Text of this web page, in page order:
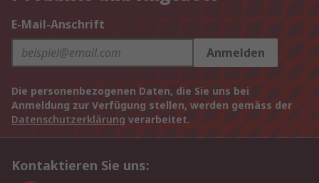
E-Mail-Anschrift
Anmelden
Die personenbezogenen Daten, die Sie uns bei
Anmeldung zur Verfügung stellen, werden gemäss der
Datenschutzerklärung verarbeitet.
Kontaktieren Sie uns: